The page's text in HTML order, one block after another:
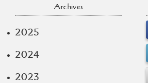
Archives
2025
2024
2023